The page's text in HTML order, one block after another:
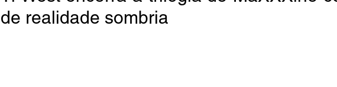
de realidade sombria